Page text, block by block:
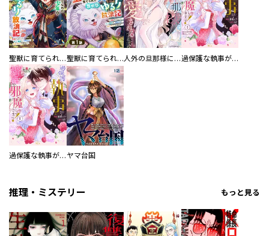
聖獣に育てられた少年の異世界ゆるり放浪記～神様からもらったチート魔法で、仲間たちとスローライフを満喫中～ 聖獣に育てられた少年の異世界ゆるり放浪記～神様からもらったチート魔法で、仲間たちとスローライフを満喫中～【分冊版】 人外の旦那様に娶られ毎晩ナカまで愛される…。アンソロジー 過保護な執事が私の婚活を邪魔してきます！ 分冊版
過保護な執事が私の婚活を邪魔してきます！ ヤマ台国
推理・ミステリー もっと見る